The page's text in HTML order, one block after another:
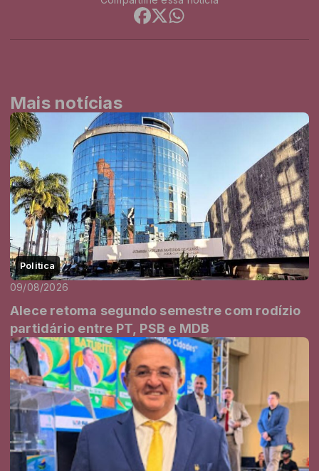
Mais notícias
Politica
09/08/2026
Alece retoma segundo semestre com rodízio
partidário entre PT, PSB e MDB